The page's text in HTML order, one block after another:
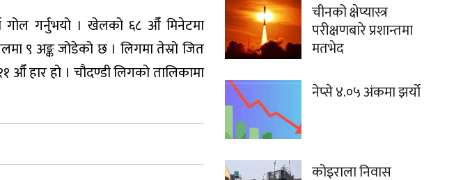
गोल गर्नुभयो । खेलको ६८ औँ मिनेटमा
९ अङ्क जोडेको छ । लिगमा तेस्रो जित
औँ हार हो । चौदण्डी लिगको तालिकामा
चीनको क्षेप्यास्त्र
परीक्षणबारे प्रशान्तमा
मतभेद
नेप्से ४.०५ अंकमा झर्यो
कोइराला निवास